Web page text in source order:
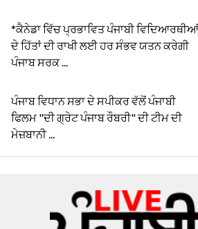
*ਕੈਨੇਡਾ ਵਿੱਚ ਪ੍ਰਭਾਵਿਤ ਪੰਜਾਬੀ ਵਿਦਿਆਰਥੀਆਂ
ਦੇ ਹਿੱਤਾਂ ਦੀ ਰਾਖੀ ਲਈ ਹਰ ਸੰਭਵ ਯਤਨ ਕਰੇਗੀ
ਪੰਜਾਬ ਸਰਕ ...
ਪੰਜਾਬ ਵਿਧਾਨ ਸਭਾ ਦੇ ਸਪੀਕਰ ਵੱਲੋਂ ਪੰਜਾਬੀ
ਫਿਲਮ "ਦੀ ਗ੍ਰੇਟ ਪੰਜਾਬ ਰੌਬਰੀ" ਦੀ ਟੀਮ ਦੀ
ਮੇਜ਼ਬਾਨੀ ...